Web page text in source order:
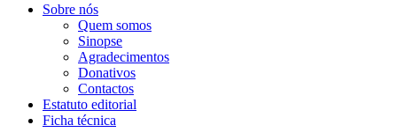
Sobre nós
Quem somos
Sinopse
Agradecimentos
Donativos
Contactos
Estatuto editorial
Ficha técnica